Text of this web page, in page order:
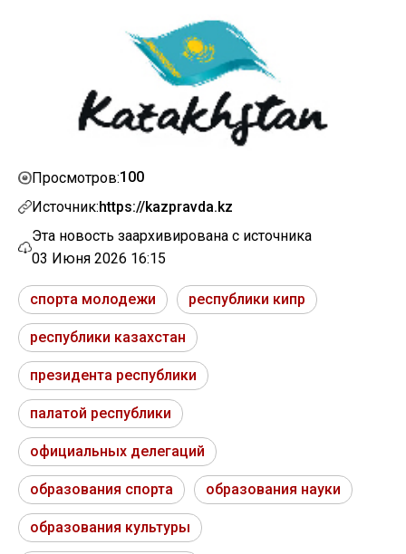
Просмотров:100
Источник:https://kazpravda.kz
Эта новость заархивирована с источника
03 Июня 2026 16:15
спорта молодежи республики кипр
республики казахстан
президента республики
палатой республики
официальных делегаций
образования спорта образования науки
образования культуры